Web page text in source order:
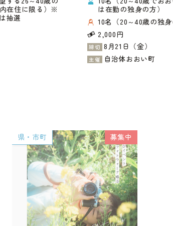
在住に限る）※
抽選
は在勤の独身の方）
10名（20～40歳の独身
2,000円
締切 8月21日（金）
主催 自治体おおい町
県・市町 募集中